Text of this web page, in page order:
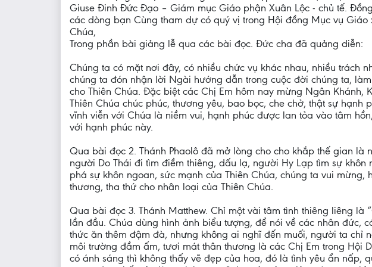
Giuse Đinh Đức Đạo – Giám mục Giáo phận Xuân Lộc - chủ tế.
các dòng bạn Cùng tham dự có quý vị trong Hội đồng Mục vụ
Chúa,
Trong phần bài giảng lễ qua các bài đọc. Đức cha đã quảng diễn:
Chúng ta có mặt nơi đây, có nhiều chức vụ khác nhau, nhiều trách
chúng ta đón nhận lời Ngài hướng dẫn trong cuộc đời chúng ta,
cho Thiên Chúa. Đặc biệt các Chị Em hôm nay mừng Ngân
Thiên Chúa chúc phúc, thương yêu, bao bọc, che chở, thật sự
vĩnh viễn với Chúa là niềm vui, hạnh phúc được lan tỏa vào tâm
với hạnh phúc này.
Qua bài đọc 2. Thánh Phaolô đã mở lòng cho cho khắp thế gian
người Do Thái đi tìm điềm thiêng, dấu lạ, người Hy Lạp tìm sự
phá sự khôn ngoan, sức mạnh của Thiên Chúa, chúng ta vui
thương, tha thứ cho nhân loại của Thiên Chúa.
Qua bài đọc 3. Thánh Matthew. Chỉ một vài tâm tình thiêng liêng
lần đầu. Chúa dùng hình ảnh biểu tượng, để nói về các nhân đức,
thức ăn thêm đậm đà, nhưng không ai nghĩ đến muối, người ta chỉ
môi trường đầm ấm, tươi mát thân thương là các Chị Em trong Hội
có ánh sáng thì không thấy vẽ đẹp của hoa, đó là tình yêu ẩn nấp,